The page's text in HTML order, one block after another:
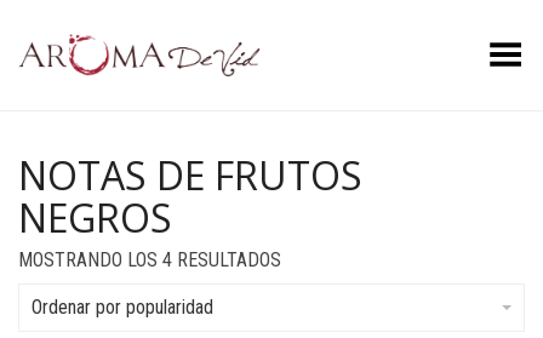
Menú
NOTAS DE FRUTOS
NEGROS
MOSTRANDO LOS 4 RESULTADOS
Ordenar por popularidad